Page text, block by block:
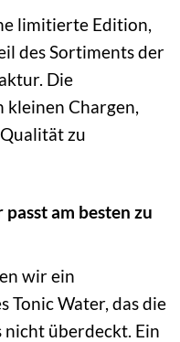
limitierte Edition,
des Sortiments der
Die
Chargen,
zu
am besten zu
wir ein
Tonic Water, das die
nicht überdeckt. Ein